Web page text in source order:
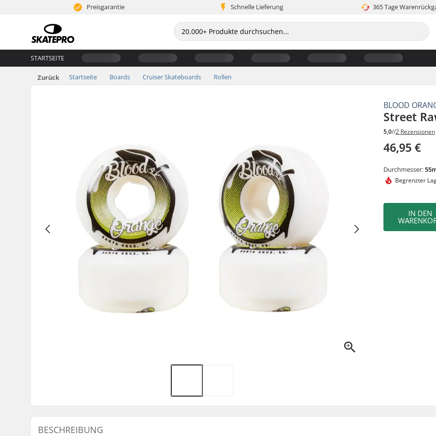
Preisgarantie Schnelle Lieferung 365 Tage
STARTSEITE
Zurück Startseite Boards Cruiser Skateboards Rollen
BLOOD
Street
5,0//2 Rezensionen
46,95 €
Durchmesser:
Begrenzter
IN DEN
BESCHREIBUNG